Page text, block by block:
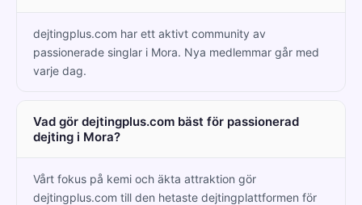
dejtingplus.com har ett aktivt community av
passionerade singlar i Mora. Nya medlemmar går med
varje dag.
Vad gör dejtingplus.com bäst för passionerad
dejting i Mora?
Vårt fokus på kemi och äkta attraktion gör
dejtingplus.com till den hetaste dejtingplattformen för